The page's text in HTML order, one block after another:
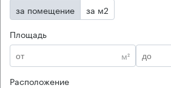
за помещение
за м2
Площадь
м²
Расположение